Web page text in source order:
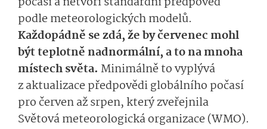
podle meteorologických modelů.
Každopádně se zdá, že by červenec mohl
být teplotně nadnormální, a to na mnoha
místech světa. Minimálně to vyplývá
z aktualizace předpovědi globálního počasí
pro červen až srpen, který zveřejnila
Světová meteorologická organizace (WMO).